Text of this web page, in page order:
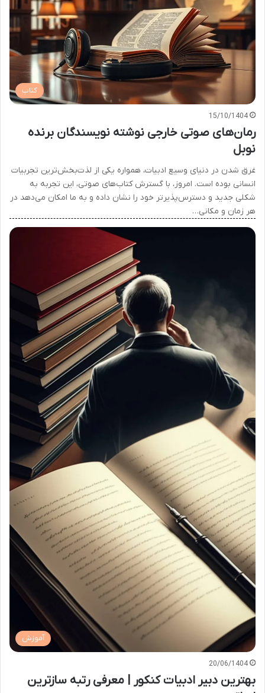
کتاب
15/10/1404
رمان‌های صوتی خارجی نوشته نویسندگان برنده
نوبل
غرق شدن در دنیای وسیع ادبیات، همواره یکی از لذت‌بخش‌ترین تجربیات
انسانی بوده است. امروز، با گسترش کتاب‌های صوتی، این تجربه به
شکلی جدید و دسترس‌پذیرتر خود را نشان داده و به ما امکان می‌دهد در
هر زمان و مکانی…
آموزش
20/06/1404
بهترین دبیر ادبیات کنکور | معرفی رتبه سازترین